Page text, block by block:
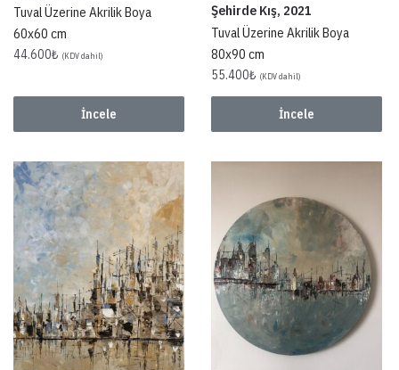
Tuval Üzerine Akrilik Boya
60x60 cm
44.600₺ (KDV dahil)
İncele
Şehirde Kış, 2021
Tuval Üzerine Akrilik Boya
80x90 cm
55.400₺ (KDV dahil)
İncele